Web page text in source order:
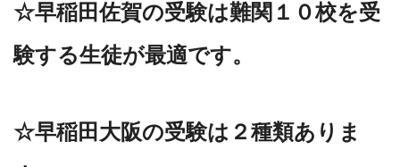
☆早稲田佐賀の受験は難関１０校を受
験する生徒が最適です。
☆早稲田大阪の受験は２種類ありま